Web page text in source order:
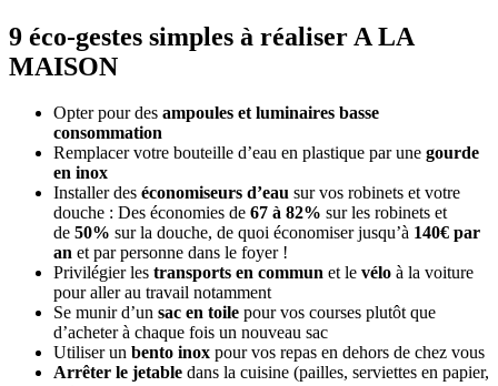
9 éco-gestes simples à réaliser A LA
MAISON
Opter pour des ampoules et luminaires basse
consommation
Remplacer votre bouteille d’eau en plastique par une gourde
en inox
Installer des économiseurs d’eau sur vos robinets et votre
douche : Des économies de 67 à 82% sur les robinets et
de 50% sur la douche, de quoi économiser jusqu’à 140€ par
an et par personne dans le foyer !
Privilégier les transports en commun et le vélo à la voiture
pour aller au travail notamment
Se munir d’un sac en toile pour vos courses plutôt que
d’acheter à chaque fois un nouveau sac
Utiliser un bento inox pour vos repas en dehors de chez vous
Arrêter le jetable dans la cuisine (pailles, serviettes en papier,